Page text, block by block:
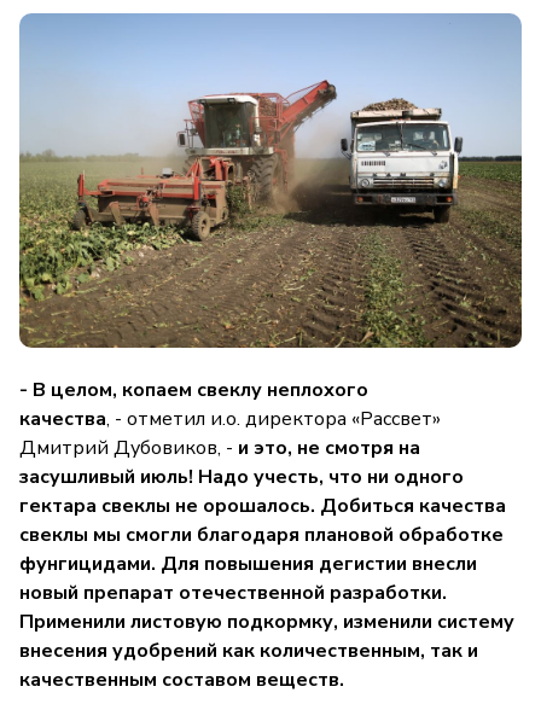
- В целом, копаем свеклу неплохого
качества, - отметил и.о. директора «Рассвет»
Дмитрий Дубовиков, - и это, не смотря на
засушливый июль! Надо учесть, что ни одного
гектара свеклы не орошалось. Добиться качества
свеклы мы смогли благодаря плановой обработке
фунгицидами. Для повышения дегистии внесли
новый препарат отечественной разработки.
Применили листовую подкормку, изменили систему
внесения удобрений как количественным, так и
качественным составом веществ.